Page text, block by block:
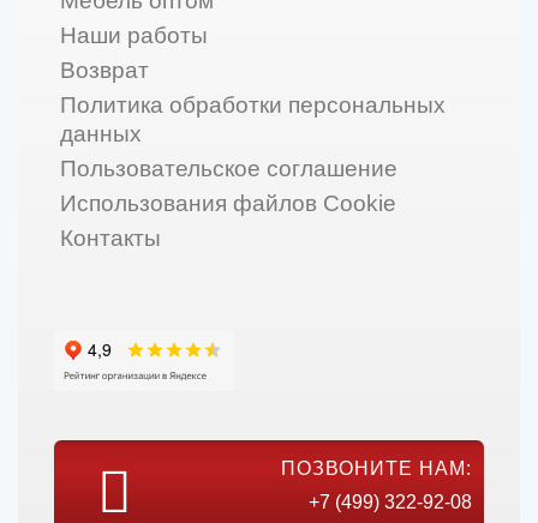
Наши работы
Возврат
Политика обработки персональных
данных
Пользовательское соглашение
Использования файлов Cookie
Контакты
ПОЗВОНИТЕ НАМ:
+7 (499) 322-92-08